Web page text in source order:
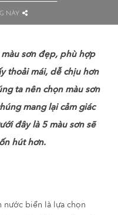
NÀY
sơn đẹp, phù hợp
thoải mái, dễ chịu hơn
ta nên chọn màu sơn
mang lại cảm giác
đây là 5 màu sơn sẽ
hút hơn.
nước biển là lựa chọn